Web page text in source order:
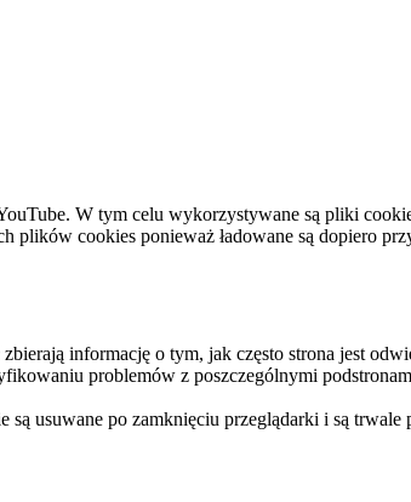
W tym celu wykorzystywane są pliki
cookies ponieważ ładowane są dopiero
informację o tym, jak często strona jest
problemów z poszczególnymi
usuwane po zamknięciu przeglądarki i są